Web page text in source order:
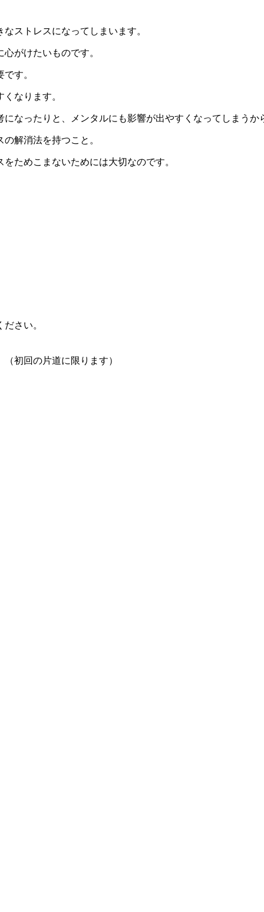
ストレスになってしまいます。
がけたいものです。
す。
なります。
なったりと、メンタルにも影響が出やすくなってしまうか
解消法を持つこと。
ためこまないためには大切なのです。
さい。
初回の片道に限ります）